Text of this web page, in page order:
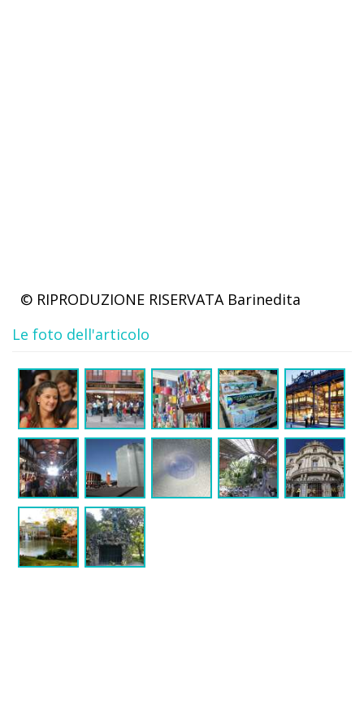
© RIPRODUZIONE RISERVATA Barinedita
Le foto dell'articolo